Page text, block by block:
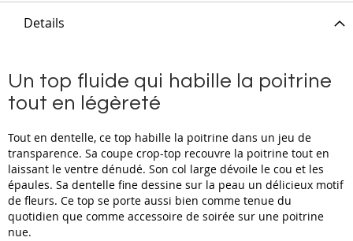
Details
Un top fluide qui habille la poitrine
tout en légèreté
Tout en dentelle, ce top habille la poitrine dans un jeu de
transparence. Sa coupe crop-top recouvre la poitrine tout en
laissant le ventre dénudé. Son col large dévoile le cou et les
épaules. Sa dentelle fine dessine sur la peau un délicieux motif
de fleurs. Ce top se porte aussi bien comme tenue du
quotidien que comme accessoire de soirée sur une poitrine
nue.